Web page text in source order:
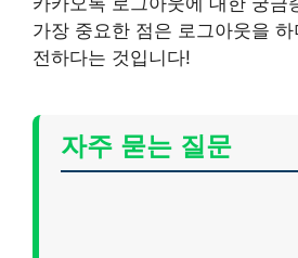
가장 중요한 점은 로그아웃을
전하다는 것입니다!
자주 묻는 질문